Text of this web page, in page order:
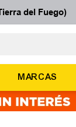
del Fuego)
MARCAS